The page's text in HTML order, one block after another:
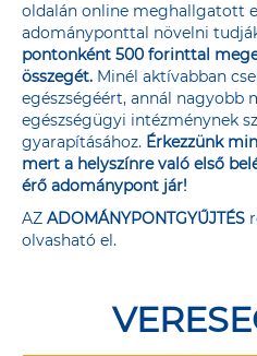
oldalán online meghallgatott
adományponttal növelni
pontonként 500 forinttal
összegét. Minél aktívabban
egészségéért, annál nagyobb
egészségügyi intézménynek
gyarapításához. Érkezzünk
mert a helyszínre való első
érő adománypont jár!
AZ ADOMÁNYPONTGYŰJTÉS
olvasható el.